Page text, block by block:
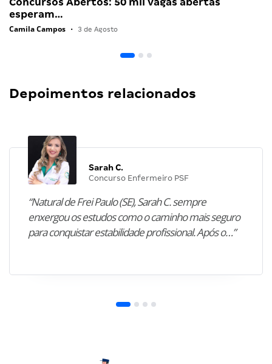
esperam…
Camila Campos • 3 de Agosto
Depoimentos relacionados
Sarah C.
Concurso Enfermeiro PSF
“Natural de Frei Paulo (SE), Sarah C. sempre
enxergou os estudos como o caminho mais seguro
para conquistar estabilidade profissional. Após o…”